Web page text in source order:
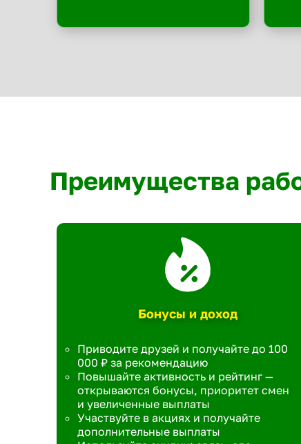
Преимущества
Бонусы и доход
Приводите друзей и получайте до 100
000 ₽ за рекомендацию
Повышайте активность и рейтинг —
открываются бонусы, приоритет смен
и увеличенные выплаты
Участвуйте в акциях и получайте
дополнительные выплаты